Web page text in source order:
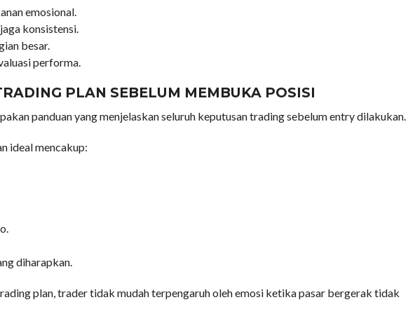
emosional.
konsistensi.
besar.
performa.
PLAN SEBELUM MEMBUKA POSISI
panduan yang menjelaskan seluruh keputusan trading sebelum entry dilakukan.
ideal mencakup:
diharapkan.
plan, trader tidak mudah terpengaruh oleh emosi ketika pasar bergerak tidak